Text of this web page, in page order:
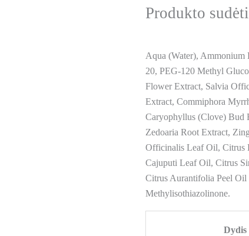
Produkto
Aqua (Water), Ammonium
20, PEG-120 Methyl
Flower Extract, Salvia
Extract, Commiphora
Caryophyllus (Clove) Bud
Zedoaria Root Extract,
Officinalis Leaf Oil, Citrus
Cajuputi Leaf Oil, Citrus
Citrus Aurantifolia Peel
Methylisothiazolinone.
Dydis